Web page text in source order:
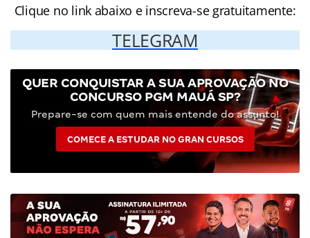
Clique no link abaixo e inscreva-se gratuitamente:
TELEGRAM
QUER CONQUISTAR A SUA APROVAÇÃO NO
CONCURSO PGM MAUÁ SP?
Prepare-se com quem mais entende do assunto!
COMECE A ESTUDAR NO GRAN CURSOS